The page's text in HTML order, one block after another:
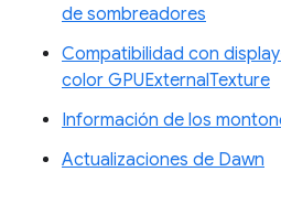
de sombreadores
Compatibilidad con
color GPUExternalTexture
Información de los
Actualizaciones de Dawn